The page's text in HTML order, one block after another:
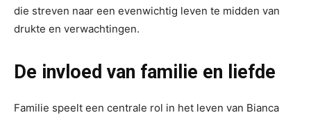
die streven naar een evenwichtig leven te midden van
drukte en verwachtingen.
De invloed van familie en liefde
Familie speelt een centrale rol in het leven van Bianca